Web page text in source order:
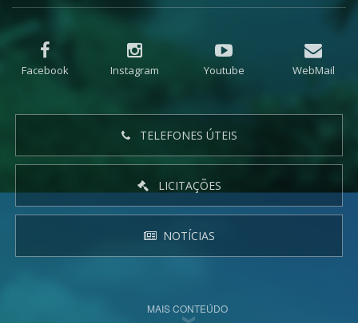
Facebook Instagram Youtube WebMail
TELEFONES ÚTEIS
LICITAÇÕES
NOTÍCIAS
MAIS CONTEÚDO